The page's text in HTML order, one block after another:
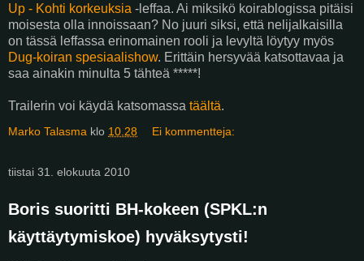
Up - Kohti korkeuksia -leffaa. Ai miksikö koirablogissa pitäisi
moisesta olla innoissaan? No juuri siksi, että nelijalkaisilla
on tässä leffassa erinomainen rooli ja levyltä löytyy myös
Dug-koiran spesiaalishow. Erittäin hersyvää katsottavaa ja
saa ainakin minulta 5 tähteä *****!
Trailerin voi käydä katsomassa täältä.
Marko Talasma klo 10.28 Ei kommentteja:
tiistai 31. elokuuta 2010
Boris suoritti BH-kokeen (SPKL:n
käyttäytymiskoe) hyväksytysti!